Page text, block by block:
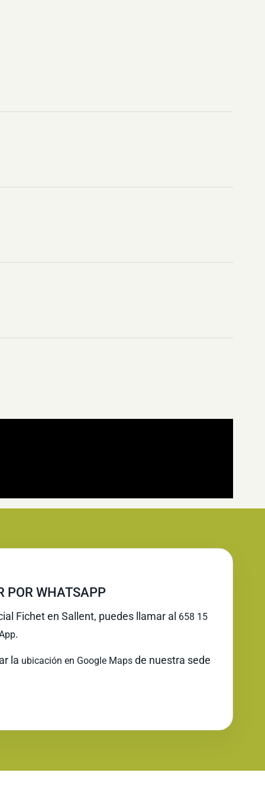
POR WHATSAPP
Fichet en Sallent, puedes llamar al 658 15
.
la ubicación en Google Maps de nuestra sede